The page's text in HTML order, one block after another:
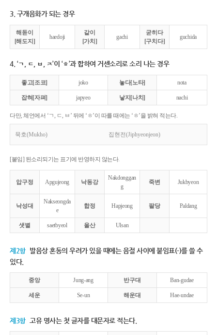
3. 구개음화가 되는 경우
해돋이
[해도지]
haedoji
같이
[가치]
gachi
굳히다
[구치다]
guchida
4. ‘ㄱ, ㄷ, ㅂ, ㅈ’이 ‘ㅎ’과 합하여 거센소리로 소리 나는 경우
좋고[조코] joko 놓다[노타] nota
잡혀[자펴] japyeo 낳지[나치] nachi
다만, 체언에서 ‘ㄱ, ㄷ, ㅂ’ 뒤에 ‘ㅎ’이 따를 때에는 ‘ㅎ’을 밝혀 적는다.
묵호(Mukho) 집현전(Jiphyeonjeon)
[붙임] 된소리되기는 표기에 반영하지 않는다.
압구정 Apgujeong 낙동강
Nakdonggan
g
죽변 Jukbyeon
낙성대
Nakseongda
e
합정 Hapjeong 팔당 Paldang
샛별 saetbyeol 울산 Ulsan
제2항 발음상 혼동의 우려가 있을 때에는 음절 사이에 붙임표(-)를 쓸 수
있다.
중앙 Jung-ang 반구대 Ban-gudae
세운 Se-un 해운대 Hae-undae
제3항 고유 명사는 첫 글자를 대문자로 적는다.